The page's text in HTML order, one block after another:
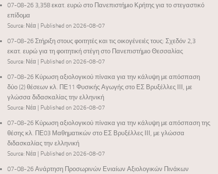
07-08-26 3,358 εκατ. ευρώ στο Πανεπιστήμιο Κρήτης για το στεγαστικό
επίδομα
Source: Νέα Published on 2026-08-07
07-08-26 Στήριξη στους φοιτητές και τις οικογένειές τους: Σχεδόν 2,3
εκατ. ευρώ για τη φοιτητική στέγη στο Πανεπιστήμιο Θεσσαλίας
Source: Νέα Published on 2026-08-07
07-08-26 Κύρωση αξιολογικού πίνακα για την κάλυψη με απόσπαση
δύο (2) θέσεων κλ. ΠΕ11 Φυσικής Αγωγής στο ΕΣ Βρυξέλλες ΙΙΙ, με
γλώσσα διδασκαλίας την ελληνική
Source: Νέα Published on 2026-08-07
07-08-26 Κύρωση αξιολογικού πίνακα για την κάλυψη με απόσπαση της
θέσης κλ. ΠΕ03 Μαθηματικών στο ΕΣ Βρυξέλλες ΙΙΙ, με γλώσσα
διδασκαλίας την ελληνική
Source: Νέα Published on 2026-08-07
07-08-26 Ανάρτηση Προσωρινών Ενιαίων Αξιολογικών Πινάκων